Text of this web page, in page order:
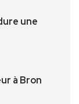
une
à Bron